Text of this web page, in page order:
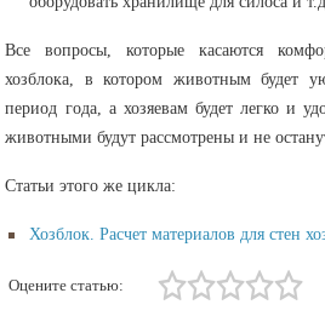
Все вопросы, которые касаются
хозблока, в котором животным будет
период года, а хозяевам будет легко и
животными будут рассмотрены и не
Статьи этого же цикла:
Хозблок. Расчет материалов для стен
Оцените статью: